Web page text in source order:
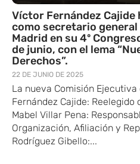
Víctor Fernández Cajide
como secretario
Madrid en su 4º
de junio, con el lema
Derechos”.
22 DE JUNIO DE 2025
La nueva Comisión
Fernández Cajide:
Mabel Villar Pena:
Organización, Afiliación y
Rodríguez Gibello:...